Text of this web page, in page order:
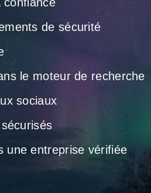
de sécurité
le moteur de recherche
sociaux
une entreprise vérifiée